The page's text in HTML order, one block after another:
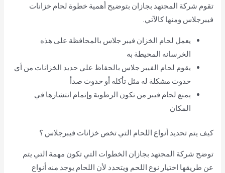
تقوم شركة المجتهد بجازان بتوضيح أهمية خطوة لحام خزانات
فيبرجلاس ومنها كالآتي.
يعمل لحام الخزان فيبر جلاس بالمحافظة على هذه
الخرسانه المحيطة به
يقوم لحام الفيبر جلاس بالحفاظ علي حديد الخزانات من أي
حدوث مشكلة له مثل تأكله أو حدوث صدأ
يمنع لحام فيبر من تكون الرطوبة وإتمام انتشارها في
المكان
كيف يتم تحديد أنواع اللحام التي تخص خزانات فيبرجلاس ؟
توضح شركة المجتهد بجازان الخطوات التي تكون مهمة التي يتم
عن طريقها اختيار نوع اللحم ويتحدد لأن اللحام يوجد منه أنواع